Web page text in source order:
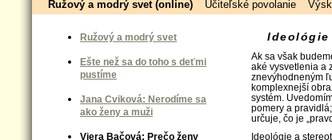
Ružový a modrý svet (online) Učiteľské povolanie
Ružový a modrý svet
Ešte než sa do toho s deťmi
pustíme
Jana Cviková: Nerodíme sa
ako ženy a muži
Viera Bačová: Prečo ženy
Ideológie
Ak sa však
aké vysvetlenia a
znevýhodneným
komplexnejší
systém.
pomery a
určuje, čo je
Ideológie a